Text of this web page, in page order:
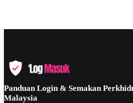
Panduan Login & Semakan
Malaysia